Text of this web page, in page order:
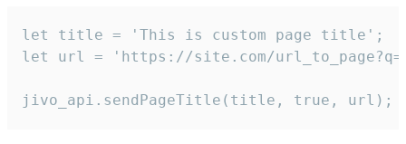
let title = 'This is custom page title';
let url = 'https://site.com/
jivo_api.sendPageTitle(title, true, url);